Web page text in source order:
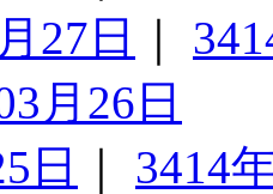
27日
月26日
日
3414